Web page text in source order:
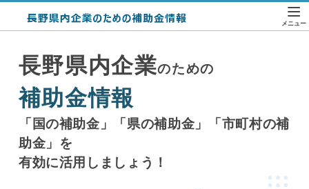
長野県内企業のための
補助金情報
「国の補助金」「県の補助金」「市町村の補
助金」を
有効に活用しましょう！